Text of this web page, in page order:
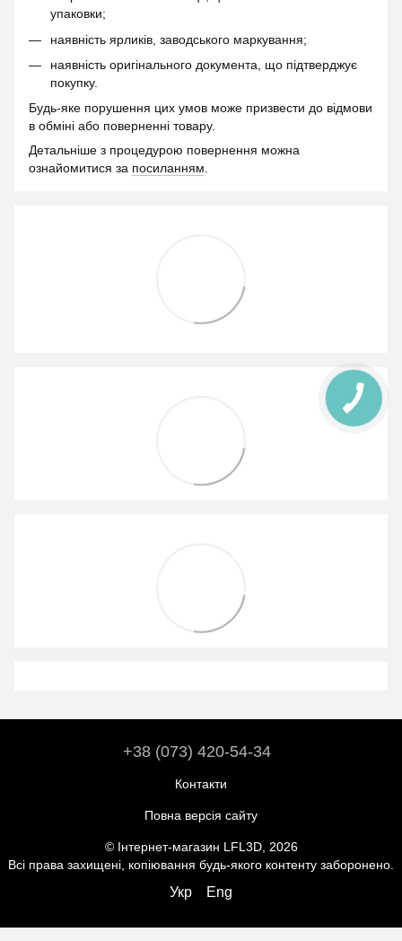
упаковки;
наявність ярликів, заводського маркування;
наявність оригінального документа, що підтверджує
покупку.
Будь-яке порушення цих умов може призвести до відмови
в обміні або поверненні товару.
Детальніше з процедурою повернення можна
ознайомитися за посиланням.
+38 (073) 420-54-34
Контакти
Повна версія сайту
© Інтернет-магазин LFL3D, 2026
Всі права захищені, копіювання будь-якого контенту заборонено.
Укр Eng